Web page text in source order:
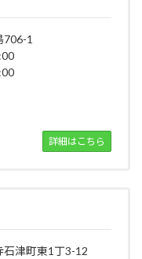
706-1
詳細はこちら
石津町東1丁3-12